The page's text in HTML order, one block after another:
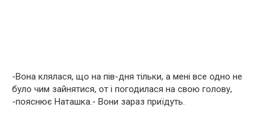
-Вона клялася, що на пів-дня тільки, а мені все одно не
було чим зайнятися, от і погодилася на свою голову,
-пояснює Наташка.- Вони зараз приїдуть.